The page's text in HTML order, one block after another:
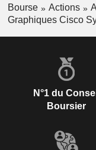
Bourse Actions
Graphiques Cisco
N°1 du
Boursier